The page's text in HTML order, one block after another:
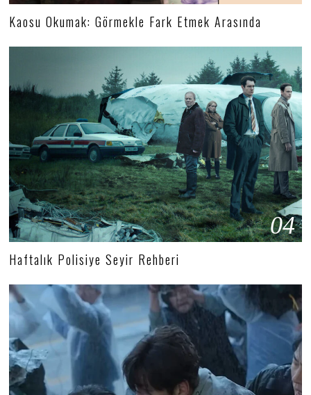
Kaosu Okumak: Görmekle Fark Etmek Arasında
04
Haftalık Polisiye Seyir Rehberi